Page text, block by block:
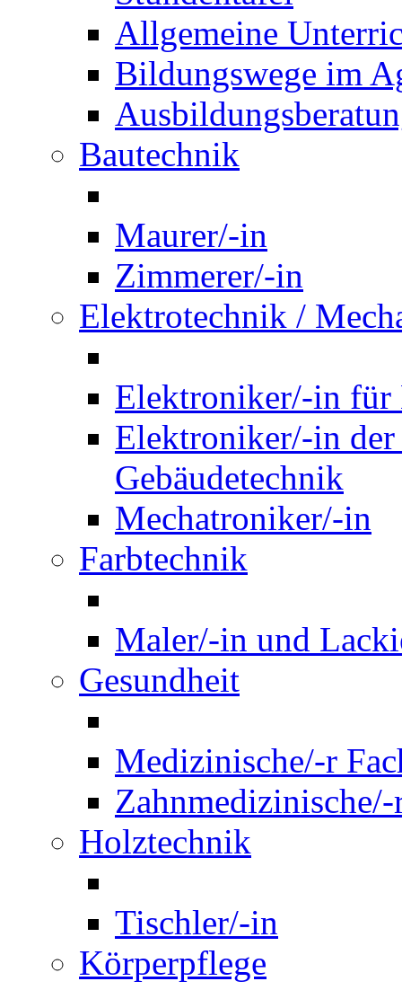
Allgemeine
Bildungswege im
Bautechnik
Maurer/-in
Zimmerer/-in
Elektrotechnik /
Elektroniker/-in für
Elektroniker/-in
Gebäudetechnik
Mechatroniker/-in
Farbtechnik
Maler/-in und
Gesundheit
Medizinische/-r
Holztechnik
Tischler/-in
Körperpflege